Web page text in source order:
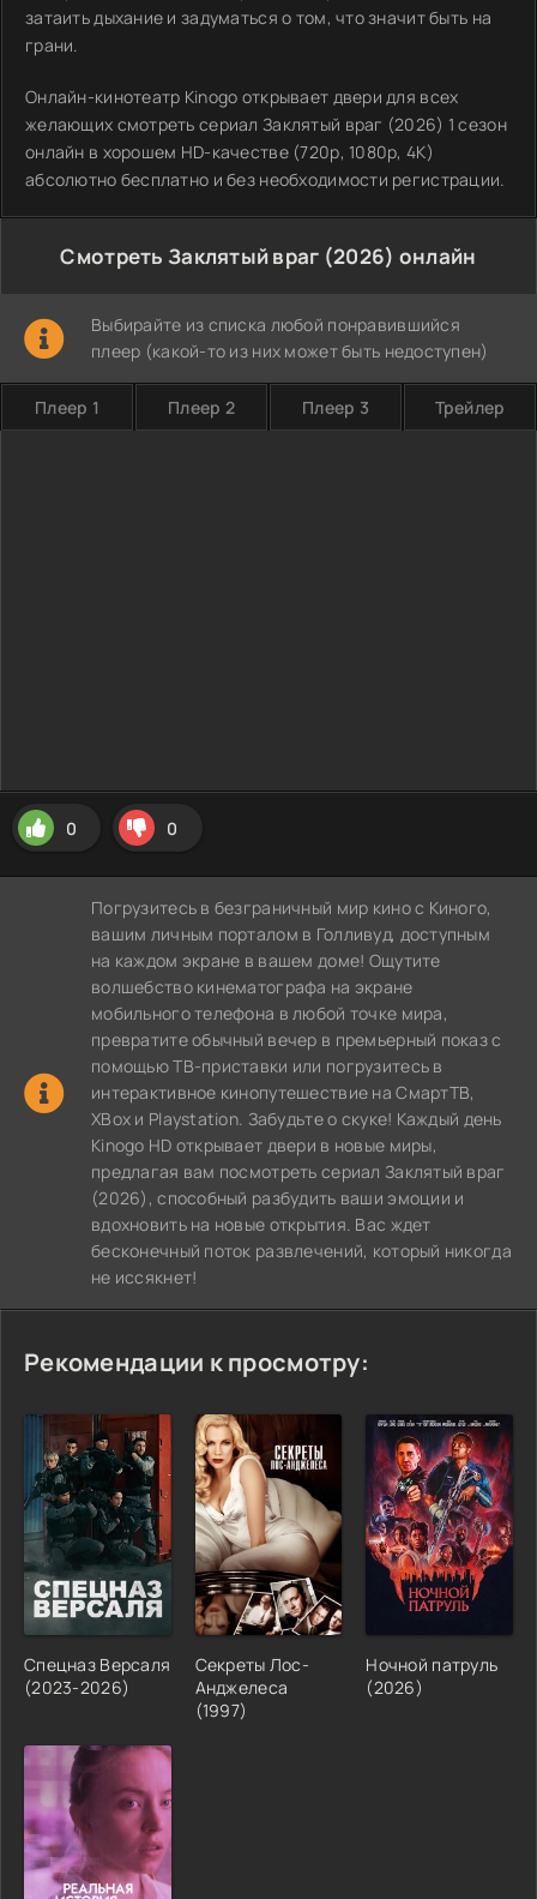
затаить дыхание и задуматься о том, что значит быть на
грани.
Онлайн-кинотеатр Kinogo открывает двери для всех
желающих смотреть сериал Заклятый враг (2026) 1 сезон
онлайн в хорошем HD-качестве (720p, 1080p, 4K)
абсолютно бесплатно и без необходимости регистрации.
Смотреть Заклятый враг (2026) онлайн
Выбирайте из списка любой понравившийся
плеер (какой-то из них может быть недоступен)
Плеер 1 Плеер 2 Плеер 3 Трейлер
0 0
Погрузитесь в безграничный мир кино с Киного,
вашим личным порталом в Голливуд, доступным
на каждом экране в вашем доме! Ощутите
волшебство кинематографа на экране
мобильного телефона в любой точке мира,
превратите обычный вечер в премьерный показ с
помощью ТВ-приставки или погрузитесь в
интерактивное кинопутешествие на СмартТВ,
XBox и Playstation. Забудьте о скуке! Каждый день
Kinogo HD открывает двери в новые миры,
предлагая вам посмотреть сериал Заклятый враг
(2026), способный разбудить ваши эмоции и
вдохновить на новые открытия. Вас ждет
бесконечный поток развлечений, который никогда
не иссякнет!
Рекомендации к просмотру:
Спецназ Версаля
(2023-2026)
Секреты Лос-
Анджелеса
(1997)
Ночной патруль
(2026)